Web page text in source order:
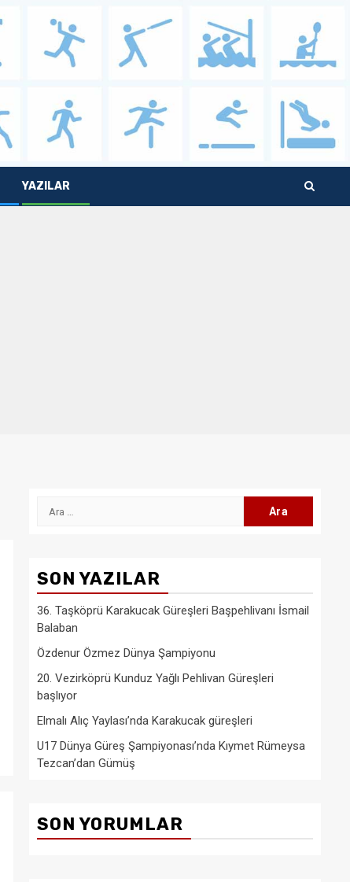
YAZILAR
Arama:
SON YAZILAR
36. Taşköprü Karakucak Güreşleri Başpehlivanı İsmail
Balaban
Özdenur Özmez Dünya Şampiyonu
20. Vezirköprü Kunduz Yağlı Pehlivan Güreşleri
başlıyor
Elmalı Alıç Yaylası’nda Karakucak güreşleri
U17 Dünya Güreş Şampiyonası’nda Kıymet Rümeysa
Tezcan’dan Gümüş
SON YORUMLAR